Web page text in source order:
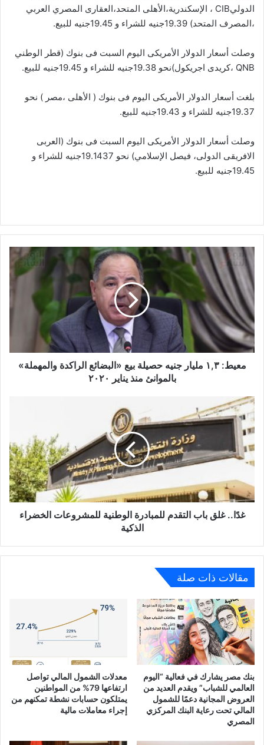
الدوليCIB ، الإسكندرية،الأهلى المتحد،العقارى المصري العربي
،المصرف المتحد) 19.39جنيه للشراء و 19.45جنيه للبيع.
وصلت أسعار الدولار الأمريكى اليوم السبت فى بنوك (قطر الوطني
QNB ،كريدى اجريكول)نحو 19.38جنيه للشراء و 19.45جنيه للبيع.
بلغت أسعار الدولار الأمريكى اليوم فى بنوك ( الأهلى ،مصر ) نحو
19.37جنيه للشراء و 19.43جنيه للبيع.
وصلت أسعار الدولار الأمريكى اليوم السبت فى بنوك (العربى
الافريقى الدولى، فيصل الإسلامي) نحو 19.1437جنيه للشراء و
19.45جنيه للبيع.
معيط:
١,٣
مليار
جنيه
حصيلة
بيع
«البضائع
الراكدة
والمهملة»
بالموانئ
٢٠٢٠
معيط: ١,٣ مليار جنيه حصيلة بيع «البضائع الراكدة والمهملة»
بالموانئ منذ يناير ٢٠٢٠
غدًا..
غلق
باب
التقدم
للمبادرة
الوطنية
الخضراء
الذكية
غدًا.. غلق باب التقدم للمبادرة الوطنية للمشروعات الخضراء
الذكية
مقالات ذات صلة
بنك مصر يشارك في فعالية “اليوم
العالمي للشباب” ويقدم العديد من
العروض المجانية دعمًا للشمول
المالي تحت رعاية البنك المركزي
المصري
معدلات الشمول المالي تواصل
ارتفاعها 79% من المواطنين
يمتلكون حسابات نشطة تمكنهم من
إجراء معاملات مالية